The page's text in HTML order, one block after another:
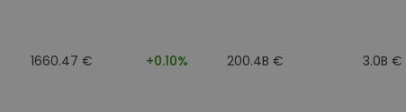
1660.47 € +0.10% 200.4B € 3.0B €